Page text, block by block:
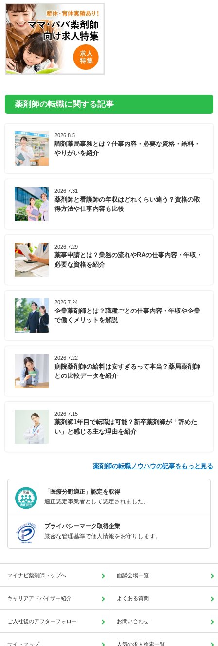
薬剤師の転職に関する記事
2026.8.5
調剤薬局事務とは？仕事内容・必要な資格・給料・
やりがいを紹介
2026.7.31
薬剤師と看護師の年収はどれくらい違う？資格の取
得方法や仕事内容も比較
2026.7.29
薬事申請とは？業務の流れやRAの仕事内容・年収・
必要な資格を紹介
2026.7.24
企業薬剤師とは？職種ごとの仕事内容・年収や企業
で働くメリットを解説
2026.7.22
病院薬剤師の給料は安すぎるって本当？薬局薬剤師
との比較データを紹介
2026.7.15
薬剤師1年目で転職は可能？新卒薬剤師が「辞めた
い」と感じる主な理由を紹介
薬剤師の転職ノウハウの記事をもっと見る
「医療分野適正」認定を取得
適正認定事業者として認定されました。
プライバシーマーク取得企業
厳密な管理基準で個人情報をお守りします。
マイナビ薬剤師トップへ 面談会場一覧
キャリアアドバイザー紹介 よくある質問
ご入社後のアフターフォロー お問い合わせ
サイトマップ 人気の求人検索一覧